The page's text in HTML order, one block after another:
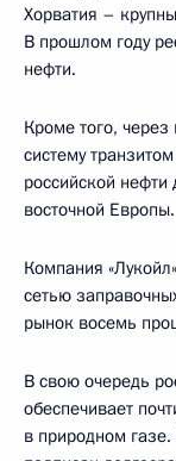
Хорватия –
В прошлом году
нефти.
Кроме того,
систему
российской нефти
восточной Европы.
Компания
сетью
рынок восемь
В свою очередь
обеспечивает
в природном